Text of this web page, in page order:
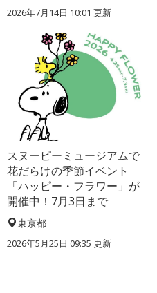
2026年7月14日 10:01 更新
スヌーピーミュージアムで
花だらけの季節イベント
「ハッピー・フラワー」が
開催中！7月3日まで
東京都
2026年5月25日 09:35 更新